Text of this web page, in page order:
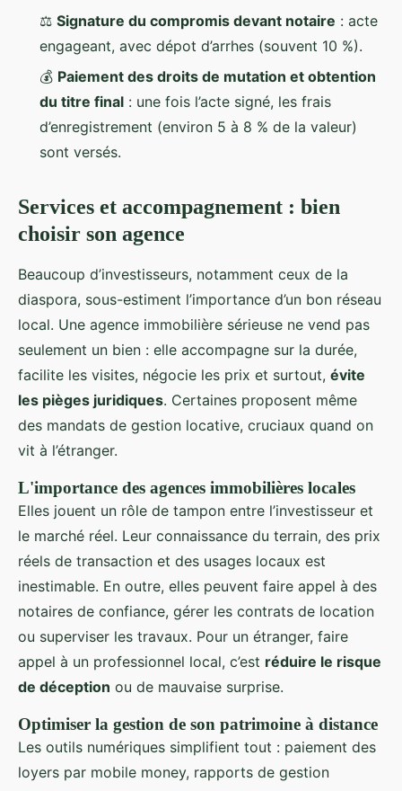
⚖️ Signature du compromis devant notaire : acte
engageant, avec dépot d’arrhes (souvent 10 %).
💰 Paiement des droits de mutation et obtention
du titre final : une fois l’acte signé, les frais
d’enregistrement (environ 5 à 8 % de la valeur)
sont versés.
Services et accompagnement : bien
choisir son agence
Beaucoup d’investisseurs, notamment ceux de la
diaspora, sous-estiment l’importance d’un bon réseau
local. Une agence immobilière sérieuse ne vend pas
seulement un bien : elle accompagne sur la durée,
facilite les visites, négocie les prix et surtout, évite
les pièges juridiques. Certaines proposent même
des mandats de gestion locative, cruciaux quand on
vit à l’étranger.
L'importance des agences immobilières locales
Elles jouent un rôle de tampon entre l’investisseur et
le marché réel. Leur connaissance du terrain, des prix
réels de transaction et des usages locaux est
inestimable. En outre, elles peuvent faire appel à des
notaires de confiance, gérer les contrats de location
ou superviser les travaux. Pour un étranger, faire
appel à un professionnel local, c’est réduire le risque
de déception ou de mauvaise surprise.
Optimiser la gestion de son patrimoine à distance
Les outils numériques simplifient tout : paiement des
loyers par mobile money, rapports de gestion